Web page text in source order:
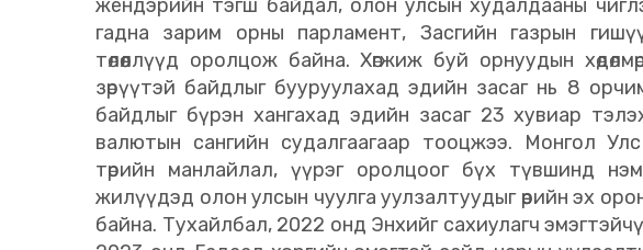
жендэрийн тэгш байдал, олон улсын худалдааны
гадна зарим орны парламент, Засгийн газрын
төлөөллүүд оролцож байна. Хөгжиж буй орнуудын
зөрүүтэй байдлыг бууруулахад эдийн засаг нь 8
байдлыг бүрэн хангахад эдийн засаг 23 хувиар
валютын сангийн судалгаагаар тооцжээ. Монгол
төрийн манлайлал, үүрэг оролцоог бүх түвшинд
жилүүдэд олон улсын чуулга уулзалтуудыг өөрийн эх
байна. Тухайлбал, 2022 онд Энхийг сахиулагч